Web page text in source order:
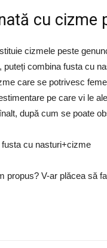
cu cizme
cizmele peste
combina fusta cu
care se potrivesc
pe care vi le
după cum se poate
propus? V-ar plăcea să